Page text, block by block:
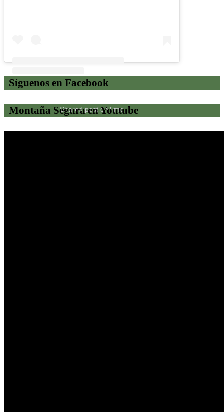
Shared post onTime
Síguenos en Facebook
Montaña Segura en Youtube